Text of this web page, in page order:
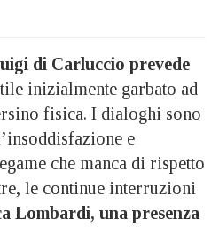
di Carluccio prevede
inizialmente garbato ad
fisica. I dialoghi sono
e
che manca di rispetto
le continue interruzioni
Lombardi, una presenza